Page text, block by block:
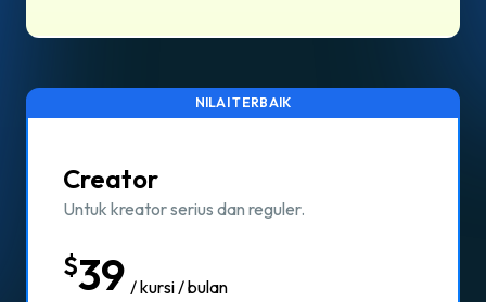
NILAI TERBAIK
Creator
Untuk kreator serius dan reguler.
$39 / kursi / bulan